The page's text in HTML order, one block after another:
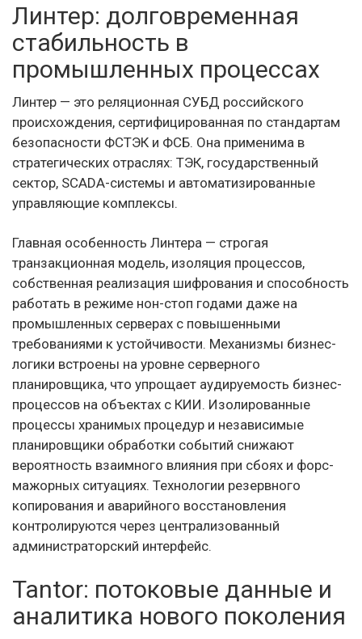
Линтер: долговременная
стабильность в
промышленных процессах
Линтер — это реляционная СУБД российского
происхождения, сертифицированная по стандартам
безопасности ФСТЭК и ФСБ. Она применима в
стратегических отраслях: ТЭК, государственный
сектор, SCADA-системы и автоматизированные
управляющие комплексы.
Главная особенность Линтера — строгая
транзакционная модель, изоляция процессов,
собственная реализация шифрования и способность
работать в режиме нон-стоп годами даже на
промышленных серверах с повышенными
требованиями к устойчивости. Механизмы бизнес-
логики встроены на уровне серверного
планировщика, что упрощает аудируемость бизнес-
процессов на объектах с КИИ. Изолированные
процессы хранимых процедур и независимые
планировщики обработки событий снижают
вероятность взаимного влияния при сбоях и форс-
мажорных ситуациях. Технологии резервного
копирования и аварийного восстановления
контролируются через централизованный
администраторский интерфейс.
Tantor: потоковые данные и
аналитика нового поколения